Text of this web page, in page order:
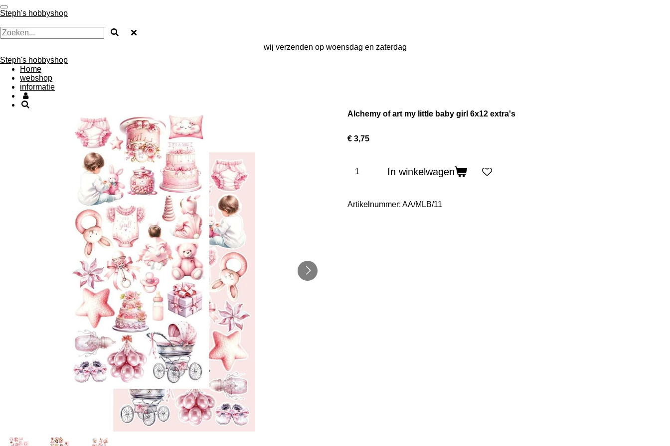
Ga
direct
naar
de
Steph's hobbyshop
wij verzenden op woensdag en zaterdag
Steph's hobbyshop
Home
webshop
informatie
Alchemy of art my little baby girl 6x12 extra's
€ 3,75
In winkelwagen
Artikelnummer: AA/MLB/11